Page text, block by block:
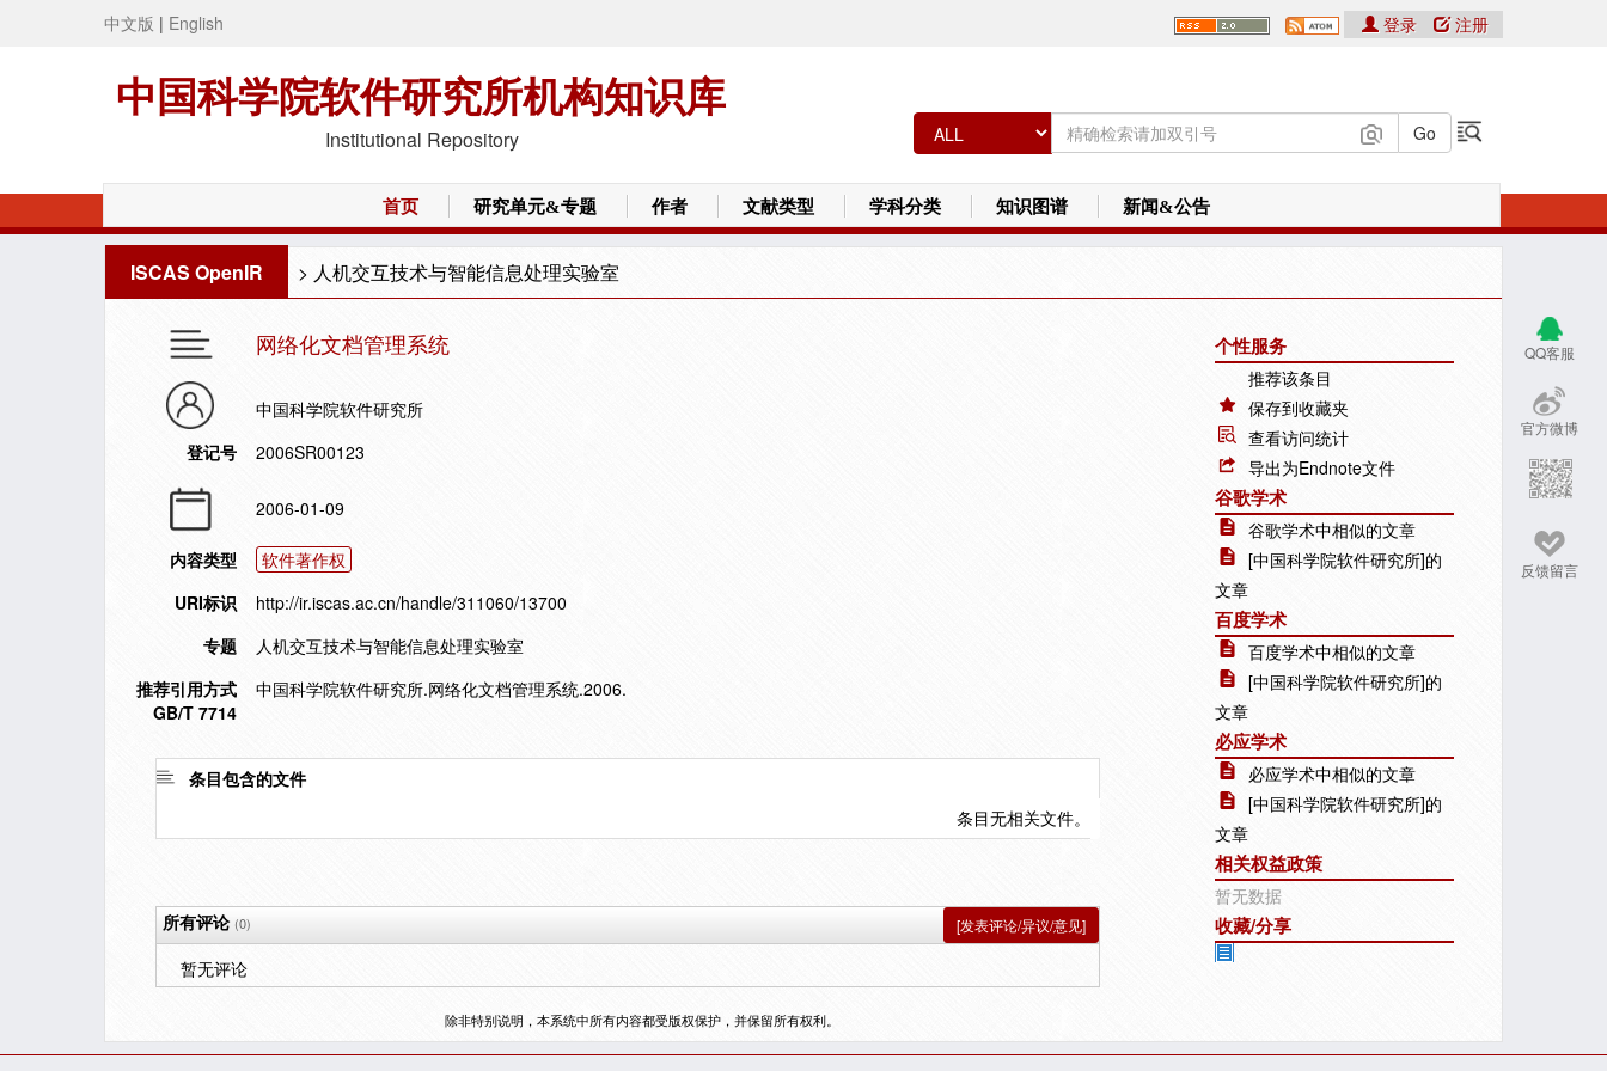
中文版 | English
中国科学院软件研究所机构知识库
Institutional Repository
登录 注册
首页 研究单元&专题 作者 文献类型 学科分类 知识图谱 新闻&公告
ISCAS OpenIR > 人机交互技术与智能信息处理实验室
QQ客服
官方微博
反馈留言
网络化文档管理系统
中国科学院软件研究所
登记号
2006SR00123
2006-01-09
内容类型
软件著作权
URI标识
http://ir.iscas.ac.cn/handle/311060/13700
专题
人机交互技术与智能信息处理实验室
推荐引用方式
GB/T 7714
中国科学院软件研究所.网络化文档管理系统.2006.
条目包含的文件
条目无相关文件。
个性服务
推荐该条目
保存到收藏夹
查看访问统计
导出为Endnote文件
谷歌学术
谷歌学术中相似的文章
[中国科学院软件研究所]的
文章
百度学术
百度学术中相似的文章
[中国科学院软件研究所]的
文章
必应学术
必应学术中相似的文章
[中国科学院软件研究所]的
文章
相关权益政策
暂无数据
收藏/分享
所有评论(0) [发表评论/异议/意见]
暂无评论
除非特别说明，本系统中所有内容都受版权保护，并保留所有权利。